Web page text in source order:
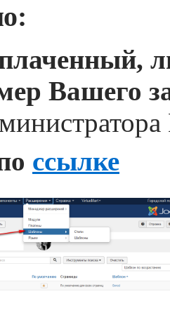
Вашего
ссылке